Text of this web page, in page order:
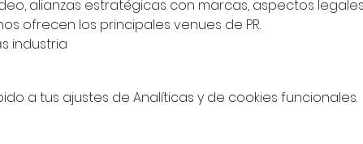
alianzas estratégicas con marcas, aspectos
ofrecen los principales venues de PR.
industria
a tus ajustes de Analíticas y de cookies funcionales.